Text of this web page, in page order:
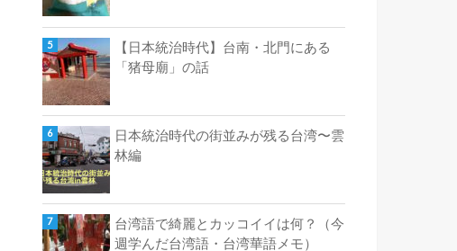
【日本統治時代】台南・北門にある
「猪母廟」の話
日本統治時代の街並みが残る台湾〜雲
林編
台湾語で綺麗とカッコイイは何？（今
週学んだ台湾語・台湾華語メモ）